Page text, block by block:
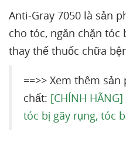
Anti-Gray 7050 là sản
cho tóc, ngăn chặn tóc
thay thế thuốc chữa
==>> Xem thêm
chất: [CHÍNH
tóc bị gãy rụng, tóc